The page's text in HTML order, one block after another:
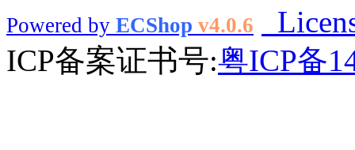
Powered by ECShop v4.0.6
ICP备案证书号:粤ICP备